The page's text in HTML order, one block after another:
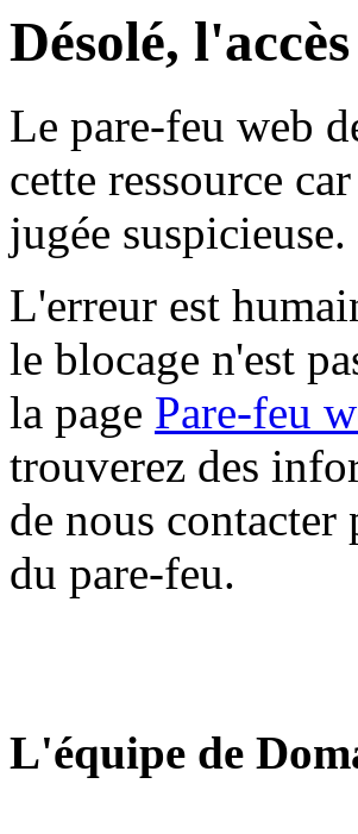
Désolé,
Le pare-feu web
cette ressource
jugée suspicieuse.
L'erreur est
le blocage n'est
la page Pare-feu
trouverez des
de nous contacter
du pare-feu.
L'équipe de